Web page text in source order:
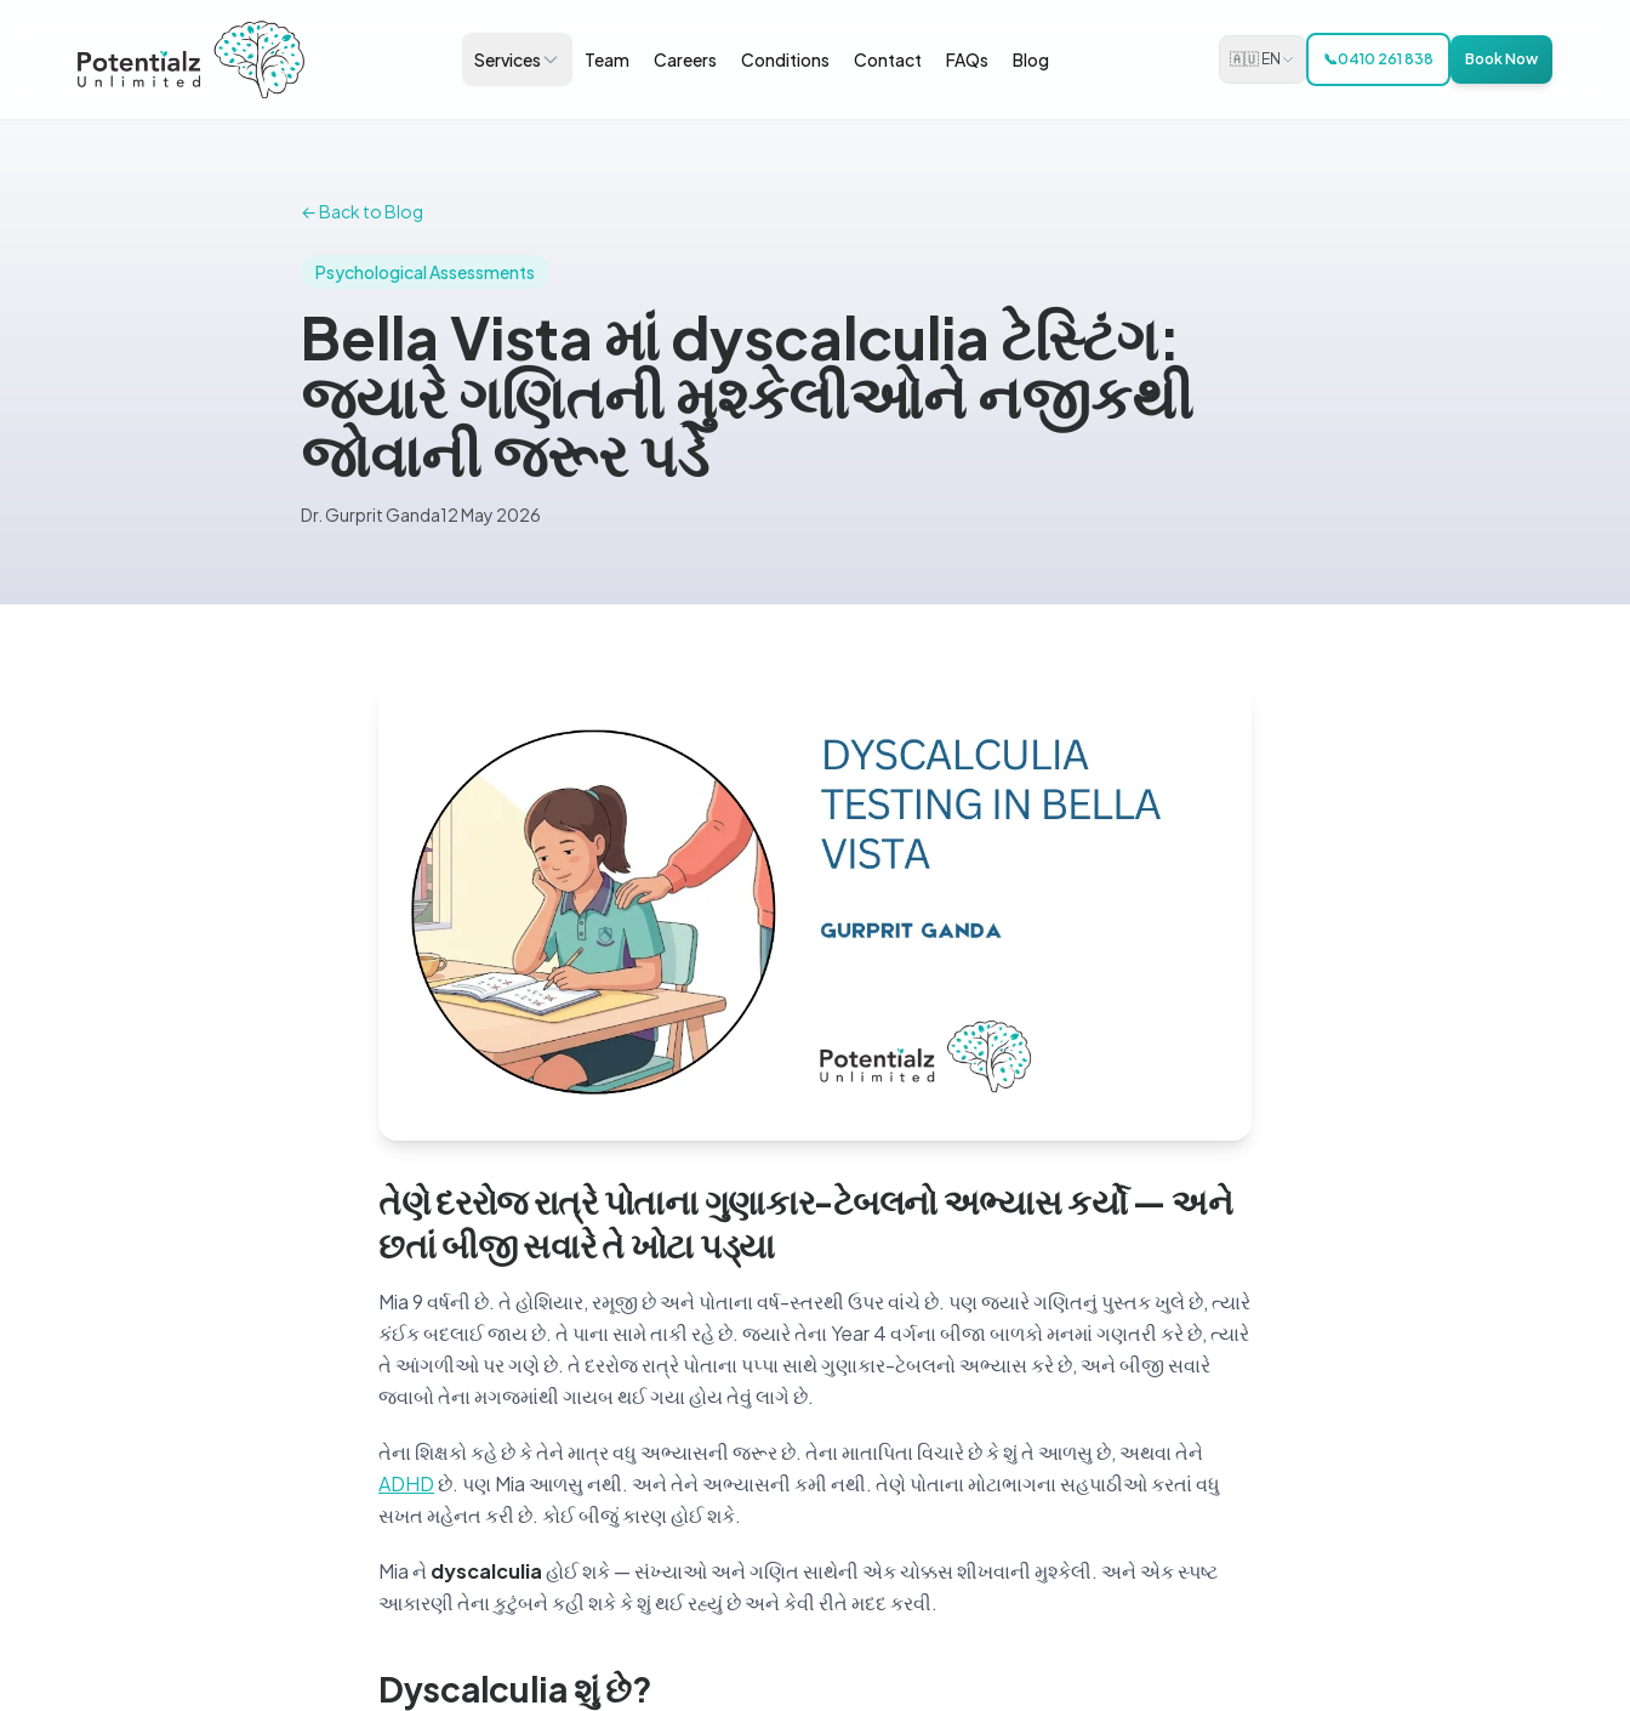
Services Team Careers Conditions Contact FAQs Blog 🇦🇺 EN 📞0410 261 838 Book Now
← Back to Blog
Psychological Assessments
Bella Vista માં dyscalculia ટેસ્ટિંગ:
જ્યારે ગણિતની મુશ્કેલીઓને નજીકથી
જોવાની જરૂર પડે
Dr. Gurprit Ganda12 May 2026
તેણે દરરોજ રાત્રે પોતાના ગુણાકાર-ટેબલનો અભ્યાસ કર્યો — અને
છતાં બીજી સવારે તે ખોટા પડ્યા
Mia 9 વર્ષની છે. તે હોશિયાર, રમૂજી છે અને પોતાના વર્ષ-સ્તરથી ઉપર વાંચે છે. પણ જ્યારે ગણિતનું પુસ્તક ખુલે છે, ત્યારે
કંઈક બદલાઈ જાય છે. તે પાના સામે તાકી રહે છે. જ્યારે તેના Year 4 વર્ગના બીજા બાળકો મનમાં ગણતરી કરે છે, ત્યારે
તે આંગળીઓ પર ગણે છે. તે દરરોજ રાત્રે પોતાના પપ્પા સાથે ગુણાકાર-ટેબલનો અભ્યાસ કરે છે, અને બીજી સવારે
જવાબો તેના મગજમાંથી ગાયબ થઈ ગયા હોય તેવું લાગે છે.
તેના શિક્ષકો કહે છે કે તેને માત્ર વધુ અભ્યાસની જરૂર છે. તેના માતાપિતા વિચારે છે કે શું તે આળસુ છે, અથવા તેને
ADHDછે. પણ Mia આળસુ નથી. અને તેને અભ્યાસની કમી નથી. તેણે પોતાના મોટાભાગના સહપાઠીઓ કરતાં વધુ
સખત મહેનત કરી છે. કોઈ બીજું કારણ હોઈ શકે.
Mia ને dyscalculiaહોઈ શકે — સંખ્યાઓ અને ગણિત સાથેની એક ચોક્કસ શીખવાની મુશ્કેલી. અને એક સ્પષ્ટ
આકારણી તેના કુટુંબને કહી શકે કે શું થઈ રહ્યું છે અને કેવી રીતે મદદ કરવી.
Dyscalculia શું છે?